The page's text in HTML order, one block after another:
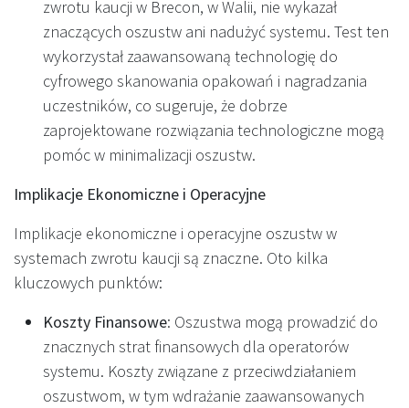
zwrotu kaucji w Brecon, w Walii, nie wykazał
znaczących oszustw ani nadużyć systemu. Test ten
wykorzystał zaawansowaną technologię do
cyfrowego skanowania opakowań i nagradzania
uczestników, co sugeruje, że dobrze
zaprojektowane rozwiązania technologiczne mogą
pomóc w minimalizacji oszustw.
Implikacje Ekonomiczne i Operacyjne
Implikacje ekonomiczne i operacyjne oszustw w
systemach zwrotu kaucji są znaczne. Oto kilka
kluczowych punktów:
Koszty Finansowe: Oszustwa mogą prowadzić do
znacznych strat finansowych dla operatorów
systemu. Koszty związane z przeciwdziałaniem
oszustwom, w tym wdrażanie zaawansowanych